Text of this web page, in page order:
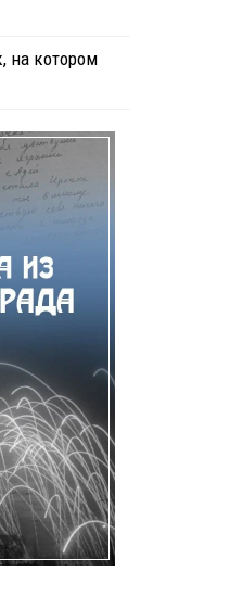
на котором